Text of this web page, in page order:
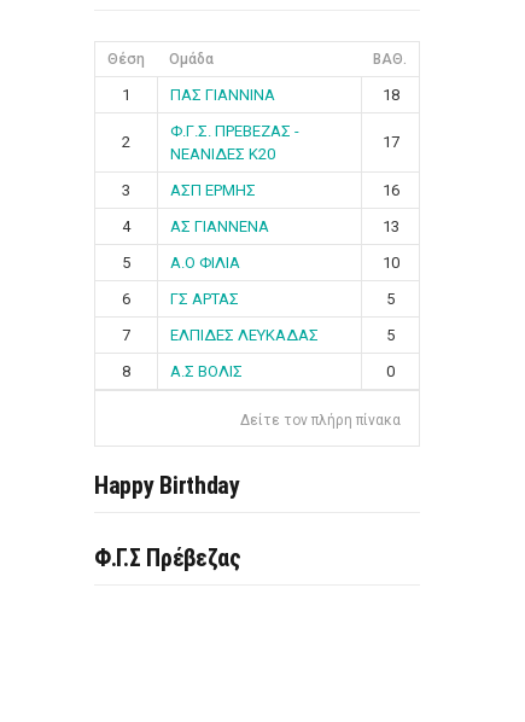
Θέση Ομάδα ΒΑΘ.
1 ΠΑΣ ΓΙΑΝΝΙΝΑ 18
2
Φ.Γ.Σ. ΠΡΕΒΕΖΑΣ -
ΝΕΑΝΙΔΕΣ Κ20
17
3 ΑΣΠ ΕΡΜΗΣ
16
4
ΑΣ ΓΙΑΝΝΕΝΑ
13
5
Α.Ο ΦΙΛΙΑ
10
6
ΓΣ ΑΡΤΑΣ
5
7
ΕΛΠΙΔΕΣ ΛΕΥΚΑΔΑΣ
5
8
Α.Σ ΒΟΛΙΣ 0
Δείτε τον πλήρη πίνακα
Happy Birthday
Φ.Γ.Σ Πρέβεζας